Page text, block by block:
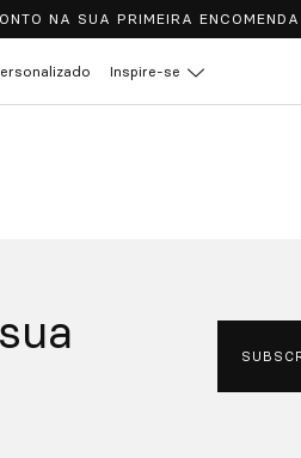
NA SUA PRIMEIRA ENCOMENDA
Inspire-se